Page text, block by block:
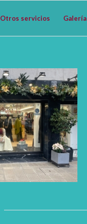
Otros servicios Galería